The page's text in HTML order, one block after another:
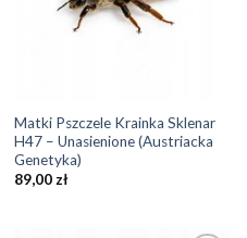
Matki Pszczele Krainka Sklenar
H47 – Unasienione (Austriacka
Genetyka)
89,00 zł